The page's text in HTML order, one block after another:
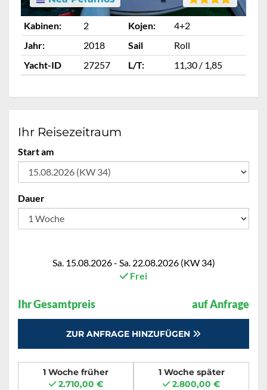
Kabinen: 2 Kojen:
4+2
Jahr:
2018 Sail
Roll
Yacht-ID
27257 L/T: 11,30 / 1,85
Ihr Reisezeitraum
Start am
Dauer
Sa. 15.08.2026 - Sa. 22.08.2026 (KW 34)
Frei
Ihr Gesamtpreis auf Anfrage
ZUR ANFRAGE HINZUFÜGEN
1 Woche früher
2.710,00 €
1 Woche später
2.800,00 €